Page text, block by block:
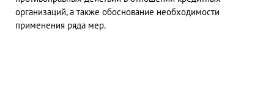
организаций, а также обоснование необходимости
применения ряда мер.